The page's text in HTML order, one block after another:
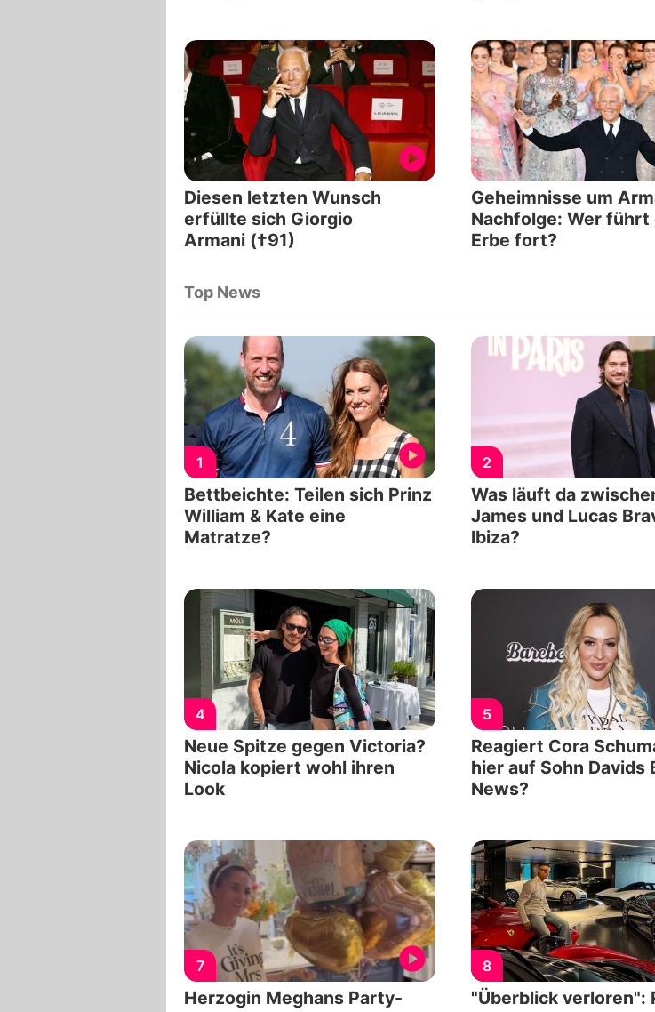
Diesen letzten Wunsch
erfüllte sich Giorgio
Armani (†91)
Geheimnisse um
Nachfolge: Wer führt
Erbe fort?
Top News
1
Bettbeichte: Teilen sich Prinz
William & Kate eine
Matratze?
2
Was läuft da
James und Lucas
Ibiza?
4
Neue Spitze gegen Victoria?
Nicola kopiert wohl ihren
Look
5
Reagiert Cora
hier auf Sohn Davids
News?
7
Herzogin Meghans Party-
8
"Überblick verloren":